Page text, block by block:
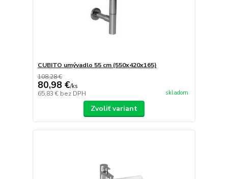
CUBITO umývadlo 55 cm (550x420x165)
108,28 €
80,98 €/ks
65,83 € bez DPH skladom
Zvoliť variant